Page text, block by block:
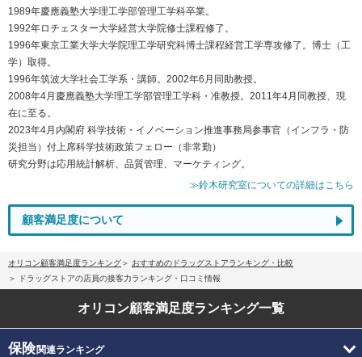
1989年慶應義塾大学理工学部管理工学科卒業。
1992年ロチェスター大学経営大学院修士課程修了。
1996年東京工業大学大学院理工学研究科博士課程経営工学専攻修了。博士（工
学）取得。
1996年筑波大学社会工学系・講師。2002年6月同助教授。
2008年4月慶應義塾大学理工学部管理工学科・准教授。2011年4月同教授、現
在に至る。
2023年4月内閣府 科学技術・イノベーション推進事務局参事官（インフラ・防
災担当）付上席科学技術政策フェロー（非常勤）
研究分野は応用統計解析、品質管理、マーケティング。
≫鈴木研究室についての詳細はこちら
顧客満足度について
オリコン顧客満足度ランキング
おすすめのドラッグストアランキング・比較
ドラッグストアの店員の接客力ランキング・口コミ情報
オリコン顧客満足度ランキング一覧
保険関連ランキング